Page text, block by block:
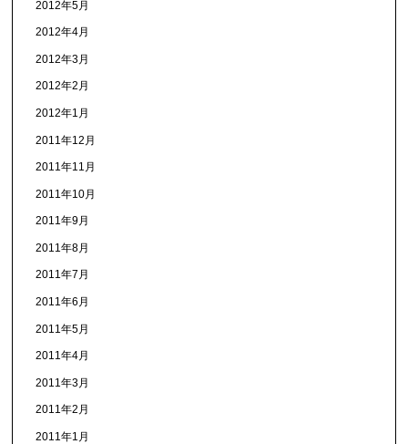
2012年5月
2012年4月
2012年3月
2012年2月
2012年1月
2011年12月
2011年11月
2011年10月
2011年9月
2011年8月
2011年7月
2011年6月
2011年5月
2011年4月
2011年3月
2011年2月
2011年1月